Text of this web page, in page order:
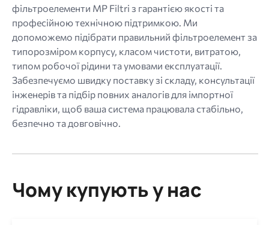
фільтроелементи MP Filtri з гарантією якості та
професійною технічною підтримкою. Ми
допоможемо підібрати правильний фільтроелемент за
типорозміром корпусу, класом чистоти, витратою,
типом робочої рідини та умовами експлуатації.
Забезпечуємо швидку поставку зі складу, консультації
інженерів та підбір повних аналогів для імпортної
гідравліки, щоб ваша система працювала стабільно,
безпечно та довговічно.
Чому купують у нас